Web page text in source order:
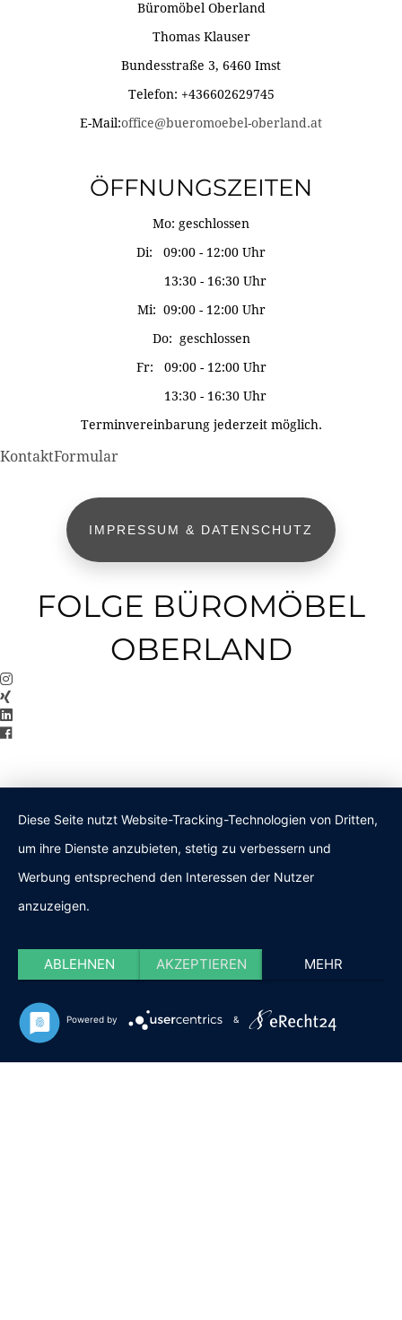
Büromöbel Oberland
Thomas Klauser
Bundesstraße 3, 6460 Imst
Telefon: +436602629745
E-Mail:office@bueromoebel-oberland.at
ÖFFNUNGSZEITEN
Mo: geschlossen
Di: 09:00 - 12:00 Uhr
13:30 - 16:30 Uhr
Mi: 09:00 - 12:00 Uhr
Do: geschlossen
Fr: 09:00 - 12:00 Uhr
13:30 - 16:30 Uhr
Terminvereinbarung jederzeit möglich.
KontaktFormular
IMPRESSUM & DATENSCHUTZ
FOLGE BÜROMÖBEL
OBERLAND
Diese Seite nutzt Website-Tracking-Technologien von Dritten,
um ihre Dienste anzubieten, stetig zu verbessern und
Werbung entsprechend den Interessen der Nutzer
anzuzeigen.
ABLEHNEN AKZEPTIEREN MEHR
Powered by &